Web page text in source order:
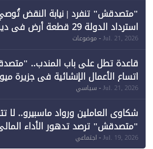
"متصدقش" تنفرد | نيابة النقض تُوصي
استرداد الدولة 29 قطعة
وقبول طعن الحكومة جزئيًا (1)
Jul. 21, 2026- موضوعات
قاعدة تطل على باب المندب..
اتساع الأعمال الإنشائية في جزيرة
Jul. 21, 2026- سياسي
شكاوى العاملين ورواد ماسبيرو.. لا
"متصدقش" ترصد تدهور الأداء
للإعلام"
Jul. 19, 2026- اجتماعي